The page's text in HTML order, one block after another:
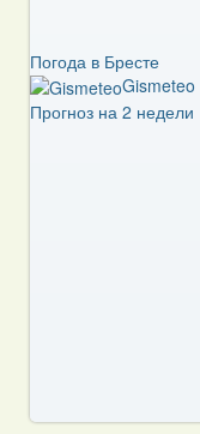
Погода в Бресте
Gismeteo
Прогноз на 2 недели